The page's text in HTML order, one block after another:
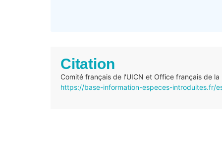
Citation
Comité français de l'UICN et Office français de
https://base-information-especes-introduites.fr/